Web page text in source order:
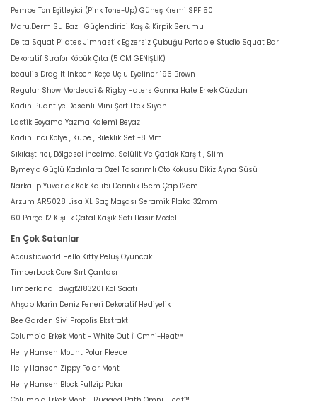
Pembe Ton Eşitleyici (Pink Tone-Up) Güneş Kremi SPF 50
Maru.Derm Su Bazlı Güçlendirici Kaş & Kirpik Serumu
Delta Squat Pilates Jimnastik Egzersiz Çubuğu Portable Studio Squat Bar
Dekoratif Strafor Köpük Çıta (5 CM GENİŞLİK)
beaulis Drag It Inkpen Keçe Uçlu Eyeliner 196 Brown
Regular Show Mordecai & Rigby Haters Gonna Hate Erkek Cüzdan
Kadın Puantiye Desenli Mini Şort Etek Siyah
Lastik Boyama Yazma Kalemi Beyaz
Kadın Inci Kolye , Küpe , Bileklik Set -8 Mm
Sıkılaştırıcı, Bölgesel İncelme, Selülit Ve Çatlak Karşıtı, Slim
Bymeyla Güçlü Kadınlara Özel Tasarımlı Oto Kokusu Dikiz Ayna Süsü
Narkalıp Yuvarlak Kek Kalıbı Derinlik 15cm Çap 12cm
Arzum AR5028 Lisa XL Saç Maşası Seramik Plaka 32mm
60 Parça 12 Kişilik Çatal Kaşık Seti Hasır Model
En Çok Satanlar
Acousticworld Hello Kitty Peluş Oyuncak
Timberback Core Sırt Çantası
Timberland Tdwgf2183201 Kol Saati
Ahşap Marin Deniz Feneri Dekoratif Hediyelik
Bee Garden Sivi Propolis Ekstrakt
Columbia Erkek Mont - White Out İi Omni-Heat™
Helly Hansen Mount Polar Fleece
Helly Hansen Zippy Polar Mont
Helly Hansen Block Fullzip Polar